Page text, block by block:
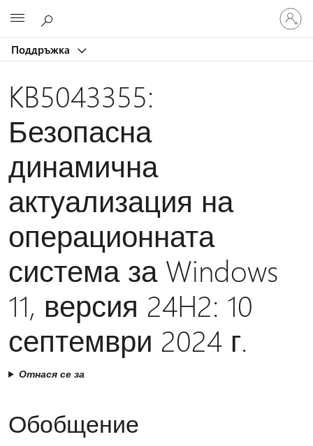
Поддръжка
Влезте
във
вашия
KB5043355:
Безопасна
динамична
актуализация на
операционната
система за Windows
11, версия 24H2: 10
септември 2024 г.
Отнася се за
Обобщение